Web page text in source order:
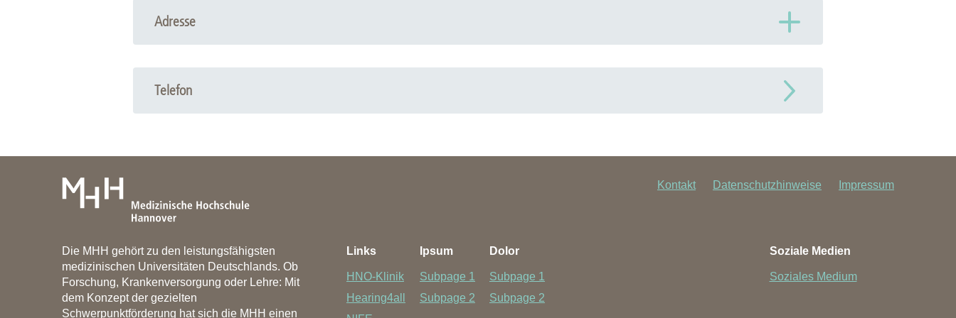
Adresse
Prof. Doll
Medizinische Hochschule Hannover
Stadtfelddamm 34
30625 Hannover
Prof. Doll
30625 Hannover
Telefon
Kontakt Datenschutzhinweise Impressum
Die MHH gehört zu den leistungsfähigsten
medizinischen Universitäten Deutschlands. Ob
Forschung, Krankenversorgung oder Lehre: Mit
dem Konzept der gezielten
Schwerpunktförderung hat sich die MHH einen
Links
HNO-Klinik
Hearing4all
Ipsum
Subpage 1
Subpage 2
Dolor
Subpage 1
Subpage 2
Soziale Medien
Soziales Medium